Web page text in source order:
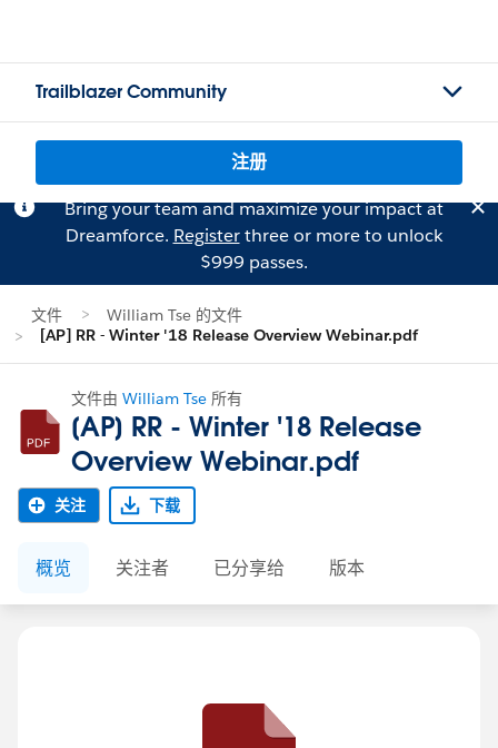
Trailblazer Community
注册
Bring your team and maximize your impact at
Dreamforce. Registerthree or more to unlock
$999 passes.
文件
William Tse 的文件
[AP] RR - Winter '18 Release Overview Webinar.pdf
文件由 William Tse 所有
[AP] RR - Winter '18 Release
Overview Webinar.pdf
关注 下载
概览 关注者 已分享给 版本